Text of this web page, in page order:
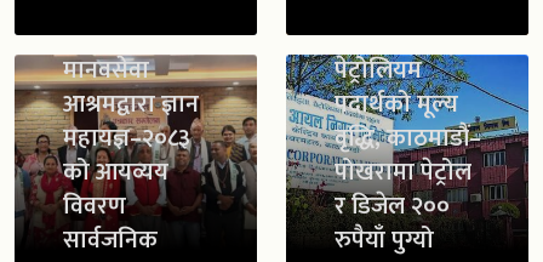
मानवसेवा
आश्रमद्वारा ज्ञान
महायज्ञ–२०८३
को आयव्यय
विवरण
सार्वजनिक
पेट्रोलियम
पदार्थको मूल्य
वृद्धि, काठमाडौं–
पोखरामा पेट्रोल
र डिजेल २००
रुपैयाँ पुग्यो